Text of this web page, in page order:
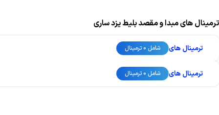
ترمینال های مبدا و مقصد بلیط یزد ساری
ترمینال های شامل 0 ترمینال
ترمینال های شامل 0 ترمینال